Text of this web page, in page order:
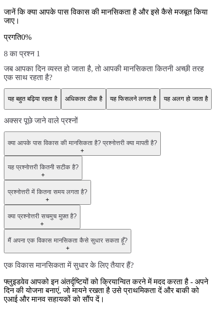
जानें कि क्या आपके पास विकास की मानसिकता है और इसे कैसे मजबूत किया
जाए।
प्रगति0%
8 का प्रश्न 1
जब आपका दिन व्यस्त हो जाता है, तो आपकी मानसिकता कितनी अच्छी तरह
एक साथ रहता है?
यह बहुत बढ़िया रहता है अधिकतर ठीक है यह फिसलने लगता है यह अलग हो जाता है
अक्सर पूछे जाने वाले प्रश्नों
क्या आपके पास विकास की मानसिकता है? प्रश्नोत्तरी क्या मापती है?
+
यह प्रश्नोत्तरी कितनी सटीक है?
+
प्रश्नोत्तरी में कितना समय लगता है?
+
क्या प्रश्नोत्तरी सचमुच मुफ़्त है?
+
मैं अपना एक विकास मानसिकता कैसे सुधार सकता हूँ?
+
एक विकास मानसिकता में सुधार के लिए तैयार हैं?
फ्लुइडवेव आपको इन अंतर्दृष्टियों को क्रियान्वित करने में मदद करता है - अपने
दिन की योजना बनाएं, जो मायने रखता है उसे प्राथमिकता दें और बाकी को
एआई और मानव सहायकों को सौंप दें।